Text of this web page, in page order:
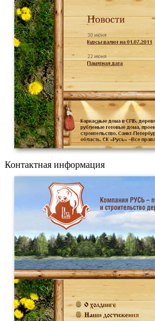
Контактная информация